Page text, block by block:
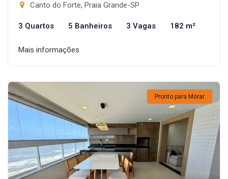
Canto do Forte, Praia Grande-SP
3 Quartos 5 Banheiros 3 Vagas 182 m²
Mais informações
Pronto para Morar